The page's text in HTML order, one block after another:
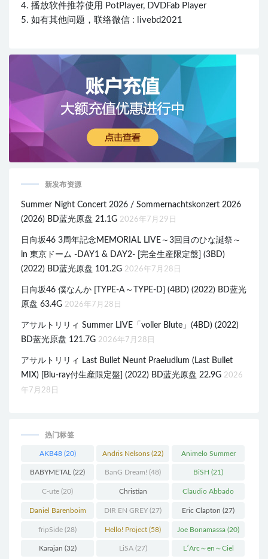
4. 播放软件推荐使用 PotPlayer, DVDFab Player
5. 如有其他问题，联络微信 : livebd2021
新发布资源
Summer Night Concert 2026 / Sommernachtskonzert 2026
(2026) BD蓝光原盘 21.1G 2026年7月29日
日向坂46 3周年記念MEMORIAL LIVE～3回目のひな誕祭～
in 東京ドーム -DAY1 & DAY2- [完全生産限定盤] (3BD)
(2022) BD蓝光原盘 101.2G 2026年7月28日
日向坂46 僕なんか [TYPE-A～TYPE-D] (4BD) (2022) BD蓝光
原盘 63.4G 2026年7月28日
アサルトリリィ Summer LIVE「voller Blute」(4BD) (2022)
BD蓝光原盘 121.7G 2026年7月28日
アサルトリリィ Last Bullet Neunt Praeludium (Last Bullet
MIX) [Blu-ray付生産限定盤] (2022) BD蓝光原盘 22.9G 2026
年7月28日
热门标签
AKB48(20) Andris Nelsons (22) Animelo Summer
Live(34)
BABYMETAL (22) BanG Dream! (48) BiSH (21)
C-ute (20) Christian
Thielemann(36)
Claudio Abbado
(25)
Daniel Barenboim
(37)
DIR EN GREY (27) Eric Clapton (27)
fripSide (28) Hello! Project (58) Joe Bonamassa (20)
Karajan (32) LiSA(27) L′Arc～en～Ciel